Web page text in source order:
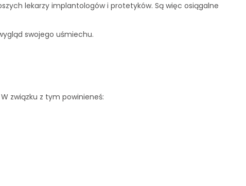
lekarzy implantologów i protetyków. Są więc osiągalne
swojego uśmiechu.
związku z tym powinieneś: